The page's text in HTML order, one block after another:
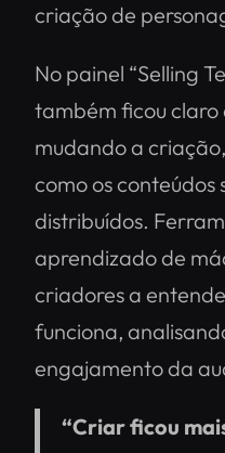
criação de
No painel “Selling
também ficou claro
mudando a
como os conteúdos
distribuídos.
aprendizado de
criadores a
funciona,
engajamento da
“Criar ficou